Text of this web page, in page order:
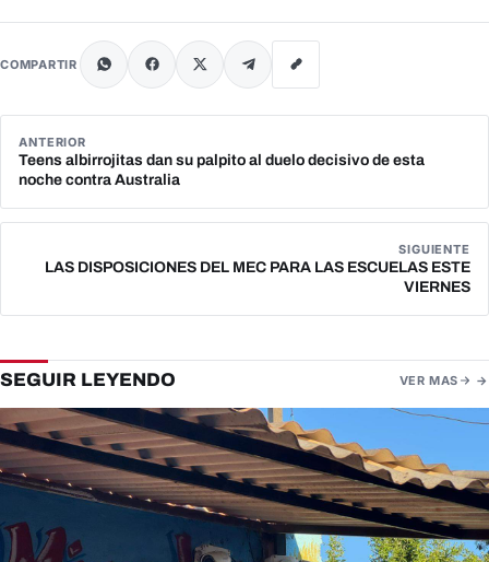
COMPARTIR
ANTERIOR
Teens albirrojitas dan su palpito al duelo decisivo de esta
noche contra Australia
SIGUIENTE
LAS DISPOSICIONES DEL MEC PARA LAS ESCUELAS ESTE
VIERNES
SEGUIR LEYENDO VER MAS